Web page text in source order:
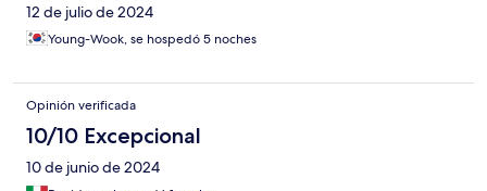
12 de julio de 2024
Young-Wook, se hospedó 5 noches
Opinión verificada
10/10 Excepcional
10 de junio de 2024